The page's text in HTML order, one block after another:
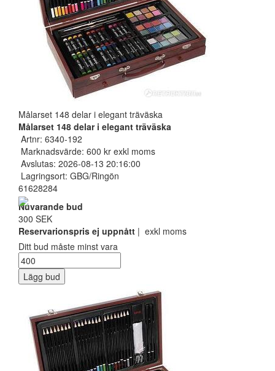
Målarset 148 delar i elegant träväska
Målarset 148 delar i elegant träväska
Artnr: 6340-192
Marknadsvärde: 600 kr exkl moms
Avslutas: 2026-08-13 20:16:00
Lagringsort: GBG/Ringön
61628284
Nuvarande bud
300 SEK
Reservarionspris ej uppnått | exkl moms
Ditt bud måste minst vara
Lägg bud